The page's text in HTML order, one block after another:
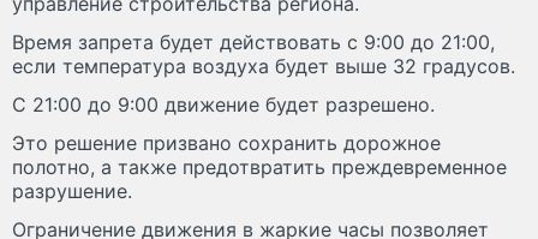
Время запрета будет действовать с 9:00 до 21:00,
если температура воздуха будет выше 32 градусов.
С 21:00 до 9:00 движение будет разрешено.
Это решение призвано сохранить дорожное
полотно, а также предотвратить преждевременное
разрушение.
Ограничение движения в жаркие часы позволяет